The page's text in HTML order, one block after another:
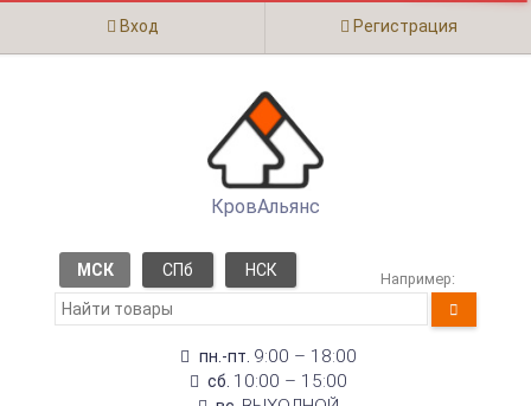
Вход Регистрация
КровАльянс
МСК СПб НСК Например:
пн.-пт. 9:00 – 18:00
сб. 10:00 – 15:00